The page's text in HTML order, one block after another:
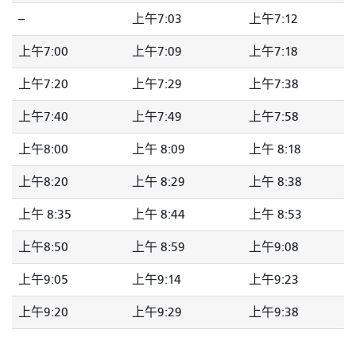
-- 上午7:03 上午7:12
上午7:00 上午7:09 上午7:18
上午7:20 上午7:29 上午7:38
上午7:40 上午7:49 上午7:58
上午8:00 上午 8:09 上午 8:18
上午8:20 上午 8:29 上午 8:38
上午 8:35 上午 8:44 上午 8:53
上午8:50 上午 8:59 上午9:08
上午9:05 上午9:14 上午9:23
上午9:20 上午9:29 上午9:38